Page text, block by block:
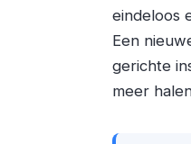
eindeloos
Een
gerichte
meer